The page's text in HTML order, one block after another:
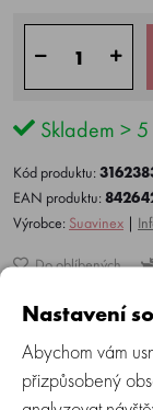
Skladem > 5
Kód produktu:
EAN produktu:
Výrobce: Suavinex |
Do oblíbených
Více o
Nastavení
Abychom vám
přizpůsobený